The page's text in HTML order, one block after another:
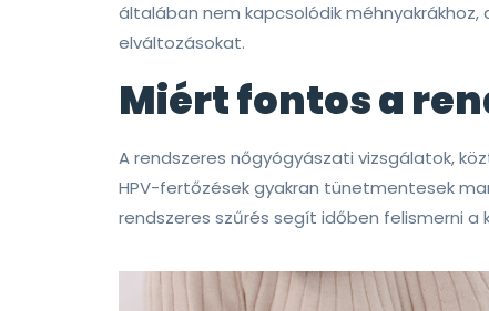
általában nem kapcsolódik
elváltozásokat.
Miért fontos a
A rendszeres nőgyógyászati vizsgálatok,
HPV-fertőzések gyakran tünetmentesek
rendszeres szűrés segít időben felismerni